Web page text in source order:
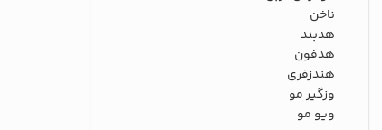
ناخن
هدبند
هدفون
هندزفری
وزگیر مو
ویو مو